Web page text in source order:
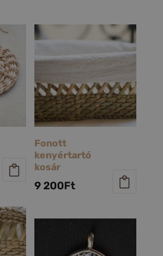
Fonott
kenyértartó
kosár
9 200Ft